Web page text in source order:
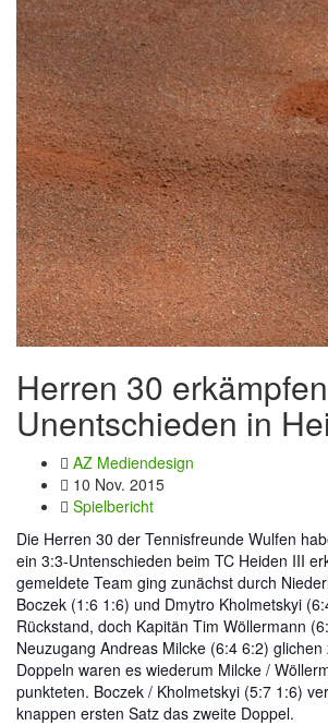
Herren 30 erkämpfen
Unentschieden in
AZ Mediendesign
10 Nov. 2015
Spielbericht
Die Herren 30 der Tennisfreunde Wulfen
ein 3:3-Untenschieden beim TC Heiden III
gemeldete Team ging zunächst durch
Boczek (1:6 1:6) und Dmytro Kholmetskyi
Rückstand, doch Kapitän Tim Wöllermann
Neuzugang Andreas Milcke (6:4 6:2)
Doppeln waren es wiederum Milcke /
punkteten. Boczek / Kholmetskyi (5:7 1:6)
knappen ersten Satz das zweite Doppel.